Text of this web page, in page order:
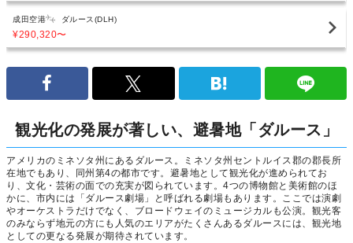
成田空港 ダルース(DLH)
¥290,320〜
観光化の発展が著しい、避暑地「ダルース」
アメリカのミネソタ州にあるダルース。ミネソタ州セントルイス郡の郡長所
在地でもあり、同州第4の都市です。避暑地として観光化が進められてお
り、文化・芸術の面での充実が図られています。4つの博物館と美術館のほ
かに、市内には「ダルース劇場」と呼ばれる劇場もあります。ここでは演劇
やオーケストラだけでなく、ブロードウェイのミュージカルも公演。観光客
のみならず地元の方にも人気のエリアがたくさんあるダルースには、観光地
としての更なる発展が期待されています。